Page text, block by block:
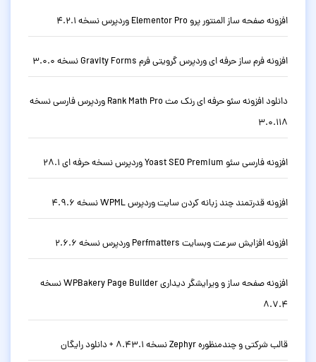
افزونه صفحه ساز المنتور پرو Elementor Pro وردپرس نسخه 4.2.1
افزونه فرم ساز حرفه ای وردپرس گرویتی فرم Gravity Forms نسخه 3.0.0
دانلود افزونه سئو حرفه ای رنک مث Rank Math Pro وردپرس فارسی نسخه
3.0.118
افزونه فارسی سئو Yoast SEO Premium وردپرس نسخه حرفه ای 28.1
افزونه قدرتمند چند زبانه کردن سایت وردپرس WPML نسخه 4.9.6
افزونه افزایش سرعت وبسایت Perfmatters وردپرس نسخه 2.6.6
افزونه صفحه ساز و ویرایشگر دیداری WPBakery Page Builder نسخه
8.7.4
قالب شرکتی و چندمنظوره Zephyr نسخه 8.43.1 + دانلود رایگان